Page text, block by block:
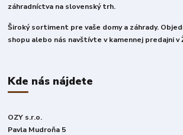
záhradníctva na slovenský trh.
Široký sortiment pre vaše domy a záhrady.
shopu alebo nás navštívte v kamennej predajni v
Kde nás nájdete
OZY s.r.o.
Pavla Mudroňa 5